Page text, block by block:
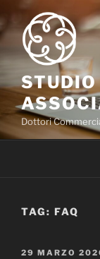
Salta
contenuto
Dottori
TAG: FAQ
PUBBLICATO
29 MARZO